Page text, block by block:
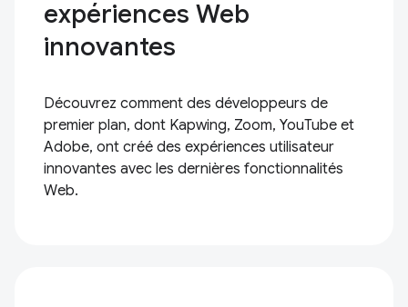
expériences Web
innovantes
Découvrez comment des développeurs de
premier plan, dont Kapwing, Zoom, YouTube et
Adobe, ont créé des expériences utilisateur
innovantes avec les dernières fonctionnalités
Web.